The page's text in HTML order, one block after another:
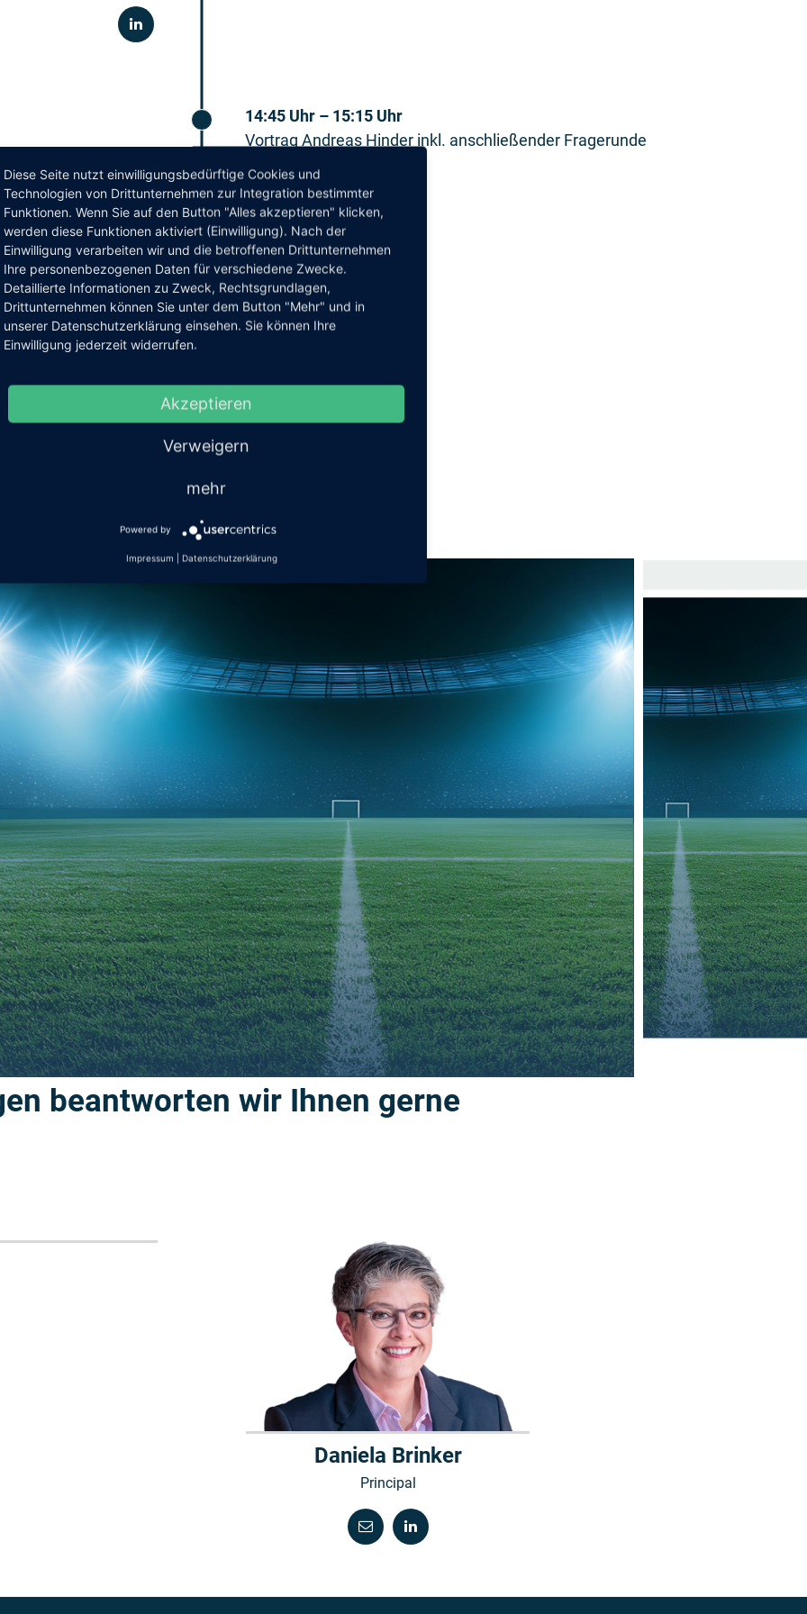
14:45 Uhr – 15:15 Uhr
Vortrag Andreas Hinder inkl. anschließender Fragerunde
Speaker:
Andreas Hinder
Anmeldung
folgendem Link können sie sich zur Veranstaltung anmelden:
Infos zur Anfahrt
cum fugitat usdaecearit etur aut aute quo- dis maximi, con cullit eossimi nctuscium, untur aut offic
voluptassit il modit eris porerorporro qui quatiore viduntio que nobisci ame- nimu sandebis re
atiae. Aborecaepra sum aut eatatur iorporepudit molores simus, que sunt fugit
beantworten wir Ihnen gerne
Daniela Brinker
Principal
Diese Seite nutzt einwilligungsbedürftige Cookies und
Technologien von Drittunternehmen zur Integration bestimmter
Funktionen. Wenn Sie auf den Button "Alles akzeptieren" klicken,
werden diese Funktionen aktiviert (Einwilligung). Nach der
Einwilligung verarbeiten wir und die betroffenen Drittunternehmen
Ihre personenbezogenen Daten für verschiedene Zwecke.
Detaillierte Informationen zu Zweck, Rechtsgrundlagen,
Drittunternehmen können Sie unter dem Button "Mehr" und in
unserer Datenschutzerklärung einsehen. Sie können Ihre
Einwilligung jederzeit widerrufen.
Akzeptieren
Verweigern
mehr
Powered by
Impressum Datenschutzerklärung